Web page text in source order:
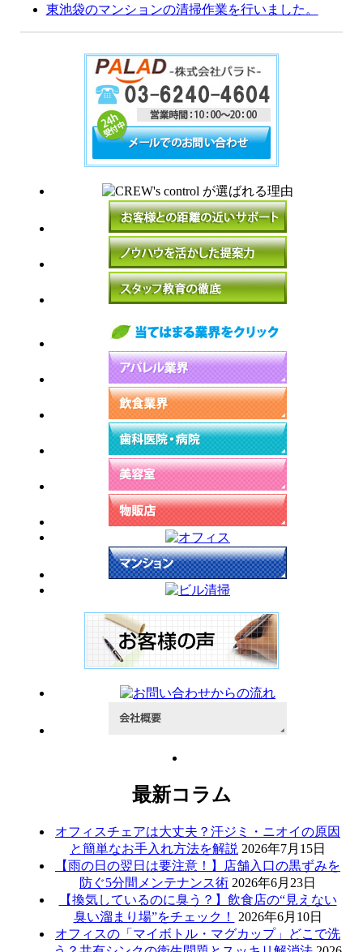
東池袋のマンションの清掃作業を行いました。
最新コラム
オフィスチェアは大丈夫？汗ジミ・ニオイの原因
と簡単なお手入れ方法を解説 2026年7月15日
【雨の日の翌日は要注意！】店舗入口の黒ずみを
防ぐ5分間メンテナンス術 2026年6月23日
【換気しているのに臭う？】飲食店の“見えない
臭い溜まり場”をチェック！
2026年6月10日
オフィスの「マイボトル・マグカップ」どこで洗